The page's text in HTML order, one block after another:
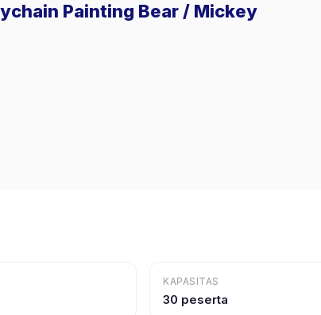
Painting Bear / Mickey
KAPASITAS
30 peserta